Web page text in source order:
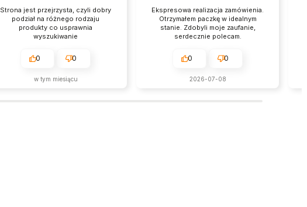
Strona jest przejrzysta, czyli dobry
podział na różnego rodzaju
produkty co usprawnia
wyszukiwanie
0 0
w tym miesiącu
Ekspresowa realizacja zamówienia.
Otrzymałem paczkę w idealnym
stanie. Zdobyli moje zaufanie,
serdecznie polecam.
0 0
2026-07-08